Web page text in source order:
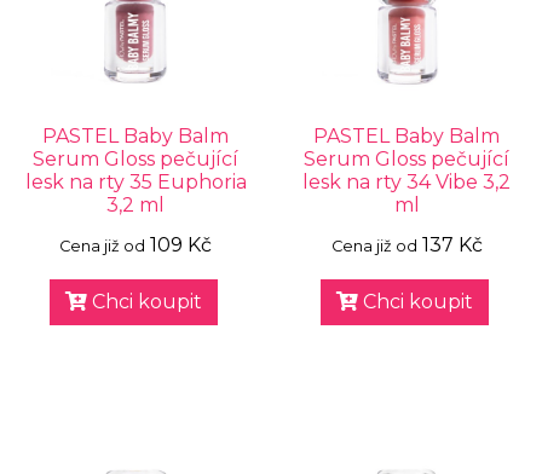
PASTEL Baby Balm
Serum Gloss pečující
lesk na rty 35 Euphoria
3,2 ml
Cena již od 109 Kč
Chci koupit
PASTEL Baby Balm
Serum Gloss pečující
lesk na rty 34 Vibe 3,2
ml
Cena již od 137 Kč
Chci koupit